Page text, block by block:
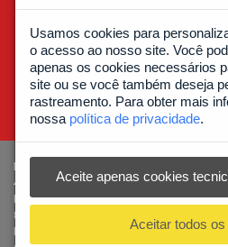
MATRIZ: Av. Dep. Luis Eduardo
44097-324 - Feira de Santana - BA
FILIAL: R. Gustavo Zimmermann,
89063-001 - Blumenau - SC
FILIAL: R. Dona Antônia, 311 - Vila das
Usamos cookies para
o acesso ao nosso site. Você
apenas os cookies necessários
site ou se você também deseja
rastreamento. Para obter mais
nossa política de privacidade.
Aceite apenas cookies
Aceitar todos